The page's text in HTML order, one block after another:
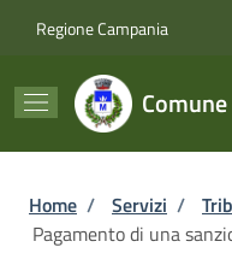
Regione Campania
Briciole di
Home / Servizi /
Pagamento di una